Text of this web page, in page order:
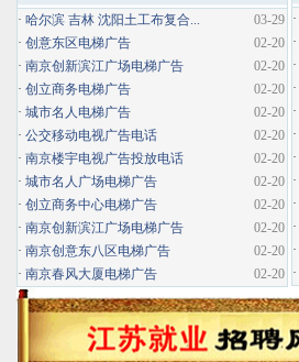
·
·
·
·
·
·
·
·
·
·
·
·
03-29
· 哈尔滨 吉林 沈阳土工布复合...
02-20
· 创意东区电梯广告
02-20
· 南京创新滨江广场电梯广告
02-20
· 创立商务电梯广告
02-20
· 城市名人电梯广告
02-20
· 公交移动电视广告电话
02-20
· 南京楼宇电视广告投放电话
02-20
· 城市名人广场电梯广告
02-20
· 创立商务中心电梯广告
02-20
· 南京创新滨江广场电梯广告
02-20
· 南京创意东八区电梯广告
02-20
· 南京春风大厦电梯广告